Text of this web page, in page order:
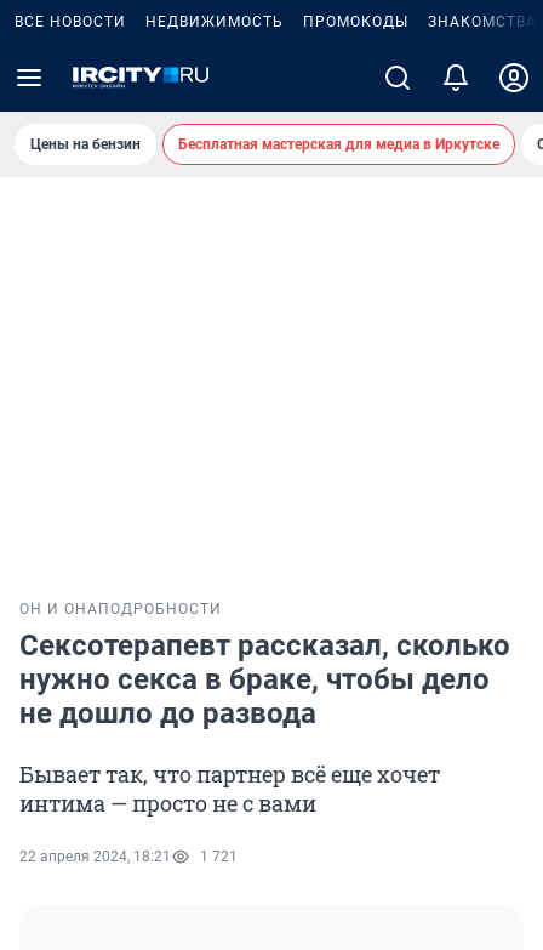
ВСЕ НОВОСТИ НЕДВИЖИМОСТЬ ПРОМОКОДЫ ЗНАКОМСТВА
Цены на бензин Бесплатная мастерская для медиа в Иркутске
ОН И ОНА ПОДРОБНОСТИ
Сексотерапевт рассказал, сколько
нужно секса в браке, чтобы дело
не дошло до развода
Бывает так, что партнер всё еще хочет
интима — просто не с вами
22 апреля 2024, 18:21 1 721